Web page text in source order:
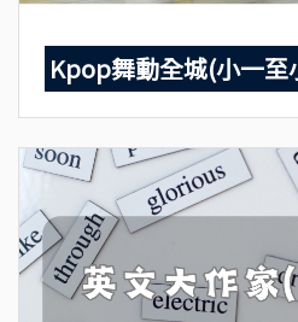
Kpop舞動全城(小一至